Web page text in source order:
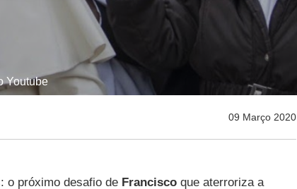
Youtube
09 Março 2020
o próximo desafio de Franciscoque aterroriza a